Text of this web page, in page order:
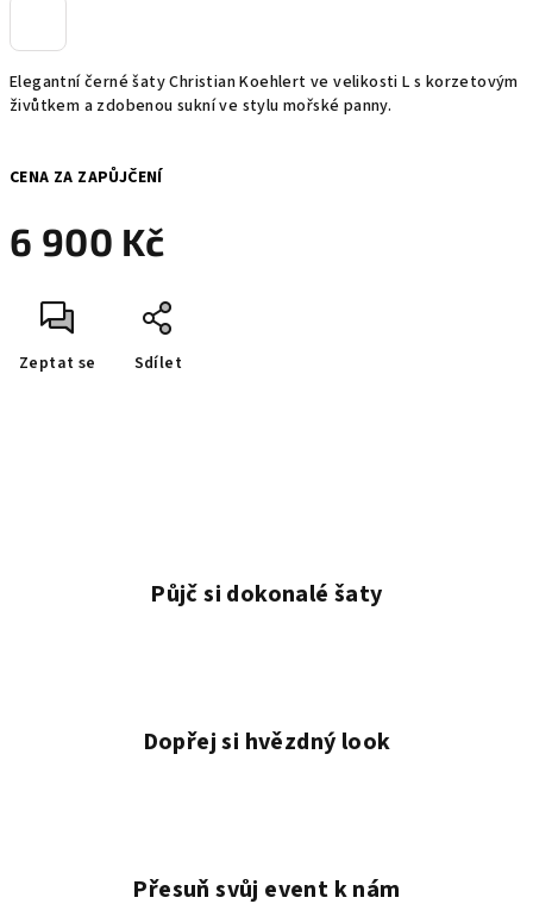
Elegantní černé šaty Christian Koehlert ve velikosti L s korzetovým
živůtkem a zdobenou sukní ve stylu mořské panny.
6 900 Kč
cena:
CENA ZA ZAPŮJČENÍ
Zeptat se Sdílet
Půjč si dokonalé šaty
Dopřej si hvězdný look
Přesuň svůj event k nám